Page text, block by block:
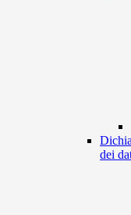
dei